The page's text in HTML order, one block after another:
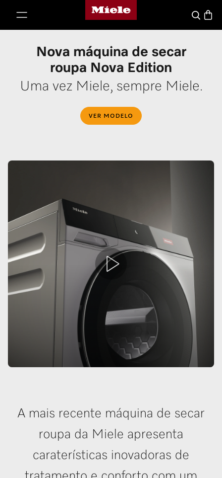
Página principal da Miele
Pesquisa
Nova máquina de secar
roupa Nova Edition
Uma vez Miele, sempre Miele.
VER MODELO
A mais recente máquina de secar
roupa da Miele apresenta
caraterísticas inovadoras de